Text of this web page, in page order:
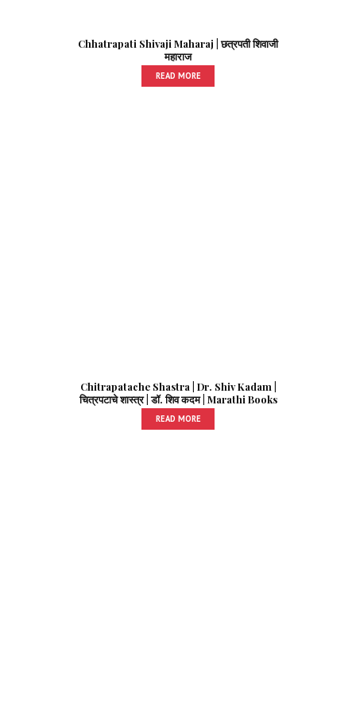
Chhatrapati Shivaji Maharaj | छत्रपती शिवाजी
महाराज
READ MORE
Chitrapatache Shastra | Dr. Shiv Kadam |
चित्रपटाचे शास्त्र | डॉ. शिव कदम | Marathi Books
READ MORE